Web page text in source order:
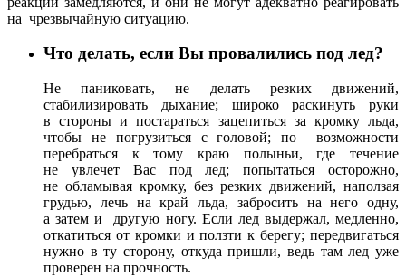
на чрезвычайную ситуацию.
Что делать, если Вы провалились под лед?
Не паниковать, не делать резких движений,
стабилизировать дыхание; широко раскинуть руки
в стороны и постараться зацепиться за кромку льда,
чтобы не погрузиться с головой; по возможности
перебраться к тому краю полыньи, где течение
не увлечет Вас под лед; попытаться осторожно,
не обламывая кромку, без резких движений, наползая
грудью, лечь на край льда, забросить на него одну,
а затем и другую ногу. Если лед выдержал, медленно,
откатиться от кромки и ползти к берегу; передвигаться
нужно в ту сторону, откуда пришли, ведь там лед уже
проверен на прочность.